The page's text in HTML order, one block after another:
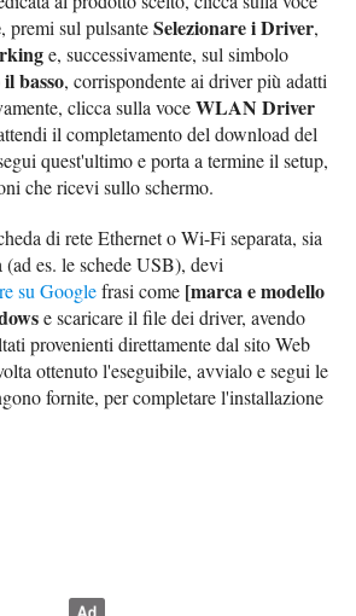
, premi sul pulsanteSelezionare i Driver,
e, successivamente, sul simbolo
basso, corrispondente ai driver più adatti
clicca sulla voceWLAN Driver
il completamento del download del
quest'ultimo e porta a termine il setup,
che ricevi sullo schermo.
di rete Ethernet o Wi-Fi separata, sia
(ad es. le schede USB), devi
su Googlefrasi come [marca e modello
e scaricare il file dei driver, avendo
provenienti direttamente dal sito Web
ottenuto l'eseguibile, avvialo e segui le
fornite, per completare l'installazione